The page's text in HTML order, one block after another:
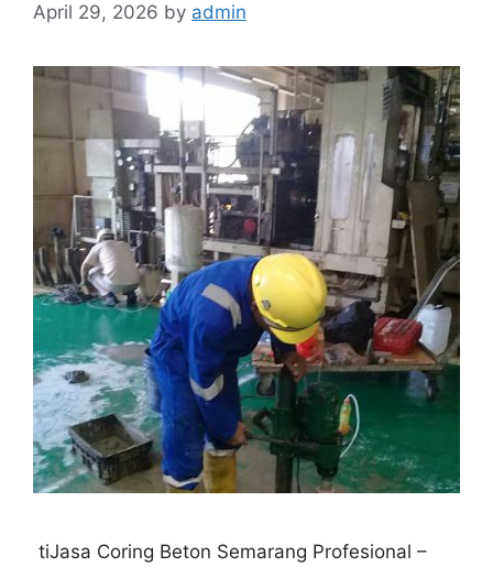
April 29, 2026 by admin
tiJasa Coring Beton Semarang Profesional –